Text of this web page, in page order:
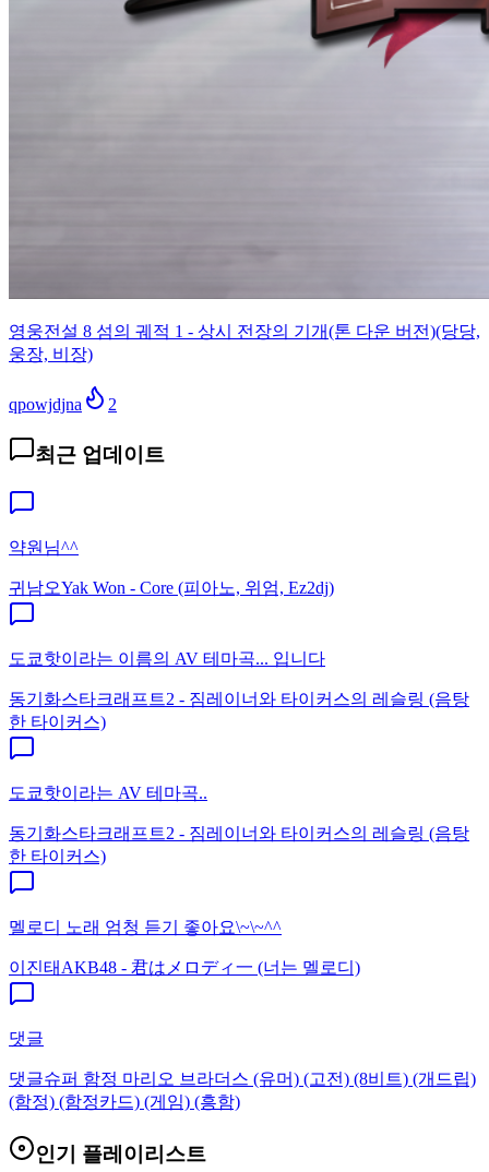
영웅전설 8 섬의 궤적 1 - 상시 전장의 기개(톤 다운 버전)(당당,
웅장, 비장)
qpowjdjna 2
최근 업데이트
약원님^^
귀남오Yak Won - Core (피아노, 위엄, Ez2dj)
도쿄핫이라는 이름의 AV 테마곡... 입니다
동기화스타크래프트2 - 짐레이너와 타이커스의 레슬링 (음탕
한 타이커스)
도쿄핫이라는 AV 테마곡..
동기화스타크래프트2 - 짐레이너와 타이커스의 레슬링 (음탕
한 타이커스)
멜로디 노래 엄청 듣기 좋아요\~\~^^
이진태 AKB48 - 君はメロディ一 (너는 멜로디)
댓글
댓글슈퍼 함정 마리오 브라더스 (유머) (고전) (8비트) (개드립)
(함정) (함정카드) (게임) (흥함)
인기 플레이리스트